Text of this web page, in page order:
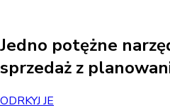
Jedno potężne
sprzedaż z
ODRKYJ JE